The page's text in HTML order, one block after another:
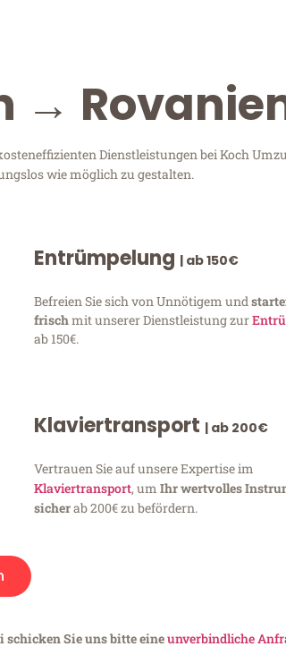
→
Dienstleistungen bei Koch
wie möglich zu gestalten.
Entrümpelung | ab 150€
Befreien Sie sich von Unnötigem und
frischmit unserer Dienstleistung zur
ab 150€.
Klaviertransport | ab 200€
Vertrauen Sie auf unsere Expertise im
Klaviertransport, um Ihr wertvolles
sicherab 200€ zu befördern.
schicken Sie uns bitte eineunverbindliche